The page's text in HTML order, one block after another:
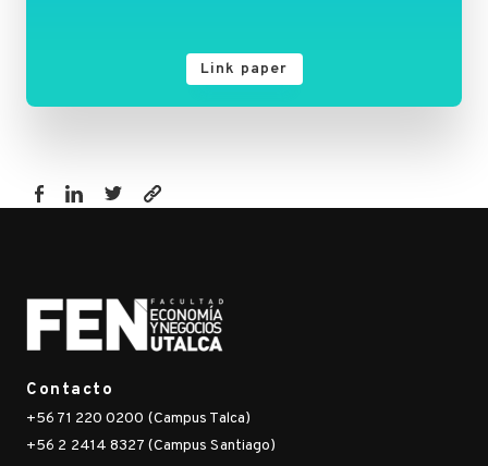
Link paper
statistic-
for-
testing-
conditional-
for-
unobserved-
Contacto
+56 71 220 0200 (Campus Talca)
+56 2 2414 8327 (Campus Santiago)